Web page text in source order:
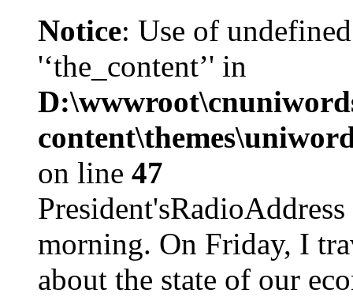
Notice: Use of
'‘the_content’' in
on line 47
morning. On Friday, I
about the state of our